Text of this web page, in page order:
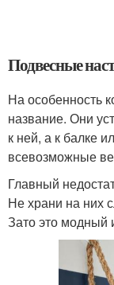
Подвесные
На особенность
название. Они
к ней, а к балке
всевозможные
Главный
Не храни на них
Зато это модный